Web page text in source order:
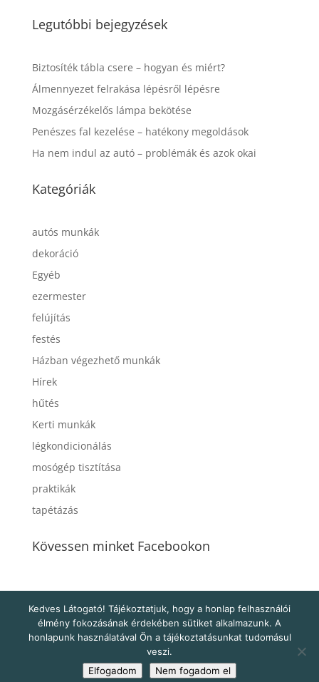
Legutóbbi bejegyzések
Biztosíték tábla csere – hogyan és miért?
Álmennyezet felrakása lépésről lépésre
Mozgásérzékelős lámpa bekötése
Penészes fal kezelése – hatékony megoldások
Ha nem indul az autó – problémák és azok okai
Kategóriák
autós munkák
dekoráció
Egyéb
ezermester
felújítás
festés
Házban végezhető munkák
Hírek
hűtés
Kerti munkák
légkondicionálás
mosógép tisztítása
praktikák
tapétázás
Kövessen minket Facebookon
Minden jog fenntartva - Copyright 2021. - Férfikéz
egy órára -Adatkezelési tájékoztató- Web:
Kedves Látogató! Tájékoztatjuk, hogy a honlap felhasználói
élmény fokozásának érdekében sütiket alkalmazunk. A
honlapunk használatával Ön a tájékoztatásunkat tudomásul
veszi.
Elfogadom
Nem fogadom el